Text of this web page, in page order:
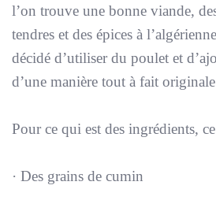
l’on trouve une bonne viande,
tendres et des épices à
décidé d’utiliser du poulet et
d’une manière tout à fait
Pour ce qui est des ingrédients,
· Des grains de cumin